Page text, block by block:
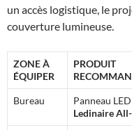
un accès logistique, le
couverture lumineuse.
ZONE À
ÉQUIPER
PRODUIT
Bureau Panneau LED
Ledinaire